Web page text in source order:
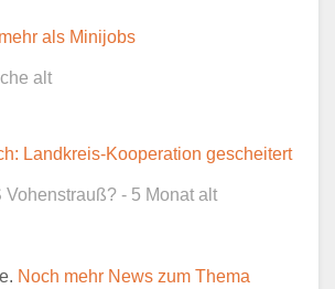
Teil dient lediglich zur
sichtbar.
*
als Minijobs
alt
Landkreis-Kooperation gescheitert
Vohenstrauß? - 5 Monat alt
Noch mehr News zum Thema